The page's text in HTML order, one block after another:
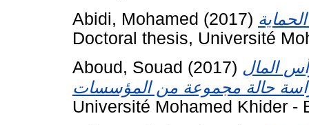
Abidi, Mohamed (2017)
Doctoral thesis, Université
Aboud, Souad (2017) المال
Université Mohamed Khider -